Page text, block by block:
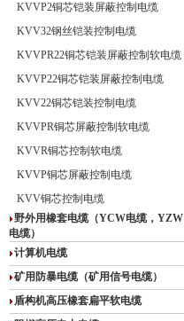
KVVP2铜芯铠装屏蔽控制电缆
KVV32钢丝铠装控制电缆
KVVPR22铜芯铠装屏蔽控制软电缆
KVVP22铜芯铠装屏蔽控制电缆
KVV22铜芯铠装控制电缆
KVVPR铜芯屏蔽控制软电缆
KVVR铜芯控制软电缆
KVVP铜芯屏蔽控制电缆
KVV铜芯控制电缆
野外用橡套电缆（YCW电缆，YZW
电缆）
计算机电缆
矿用防暴电缆（矿用信号电缆）
盾构机高压橡套扁平软电缆